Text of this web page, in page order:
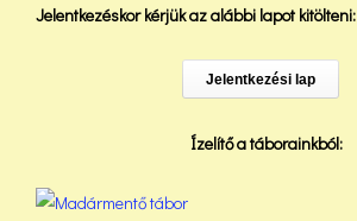
Jelentkezéskor kérjük az alábbi lapot kitölteni:
Jelentkezési lap
Ízelítő a táborainkból: